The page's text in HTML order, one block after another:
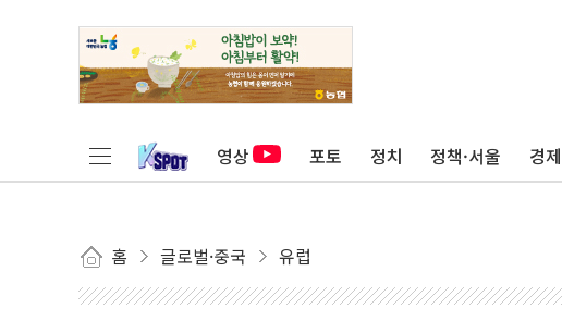
영상 포토 정치 정책·서울 경제
홈 글로벌·중국 유럽